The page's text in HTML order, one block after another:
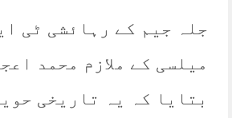
جلہ جیم کے رہائشی ٹی
میلسی کے ملازم محمد
بتایا کہ یہ تاریخی